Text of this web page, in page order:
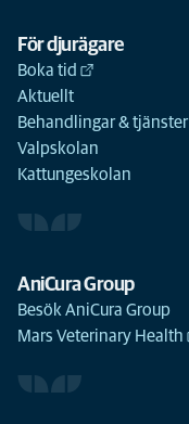
För djurägare
Boka tid
Aktuellt
Behandlingar & tjänster
Valpskolan
Kattungeskolan
AniCura Group
Besök AniCura Group
Mars Veterinary Health